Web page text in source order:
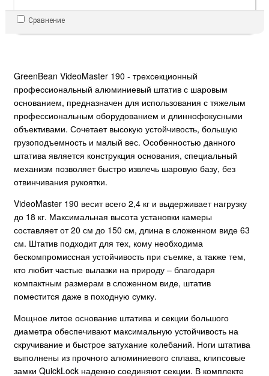
Сравнение
GreenBean VideoMaster 190 - трехсекционный
профессиональный алюминиевый штатив с шаровым
основанием, предназначен для использования с тяжелым
профессиональным оборудованием и длиннофокусными
объективами. Сочетает высокую устойчивость, большую
грузоподъемность и малый вес. Особенностью данного
штатива является конструкция основания, специальный
механизм позволяет быстро извлечь шаровую базу, без
отвинчивания рукоятки.
VideoMaster 190 весит всего 2,4 кг и выдерживает нагрузку
до 18 кг. Максимальная высота установки камеры
составляет от 20 см до 150 см, длина в сложенном виде 63
см. Штатив подходит для тех, кому необходима
бескомпромиссная устойчивость при съемке, а также тем,
кто любит частые вылазки на природу – благодаря
компактным размерам в сложенном виде, штатив
поместится даже в походную сумку.
Мощное литое основание штатива и секции большого
диаметра обеспечивают максимальную устойчивость на
скручивание и быстрое затухание колебаний. Ноги штатива
выполнены из прочного алюминиевого сплава, клипсовые
замки QuickLock надежно соединяют секции. В комплекте